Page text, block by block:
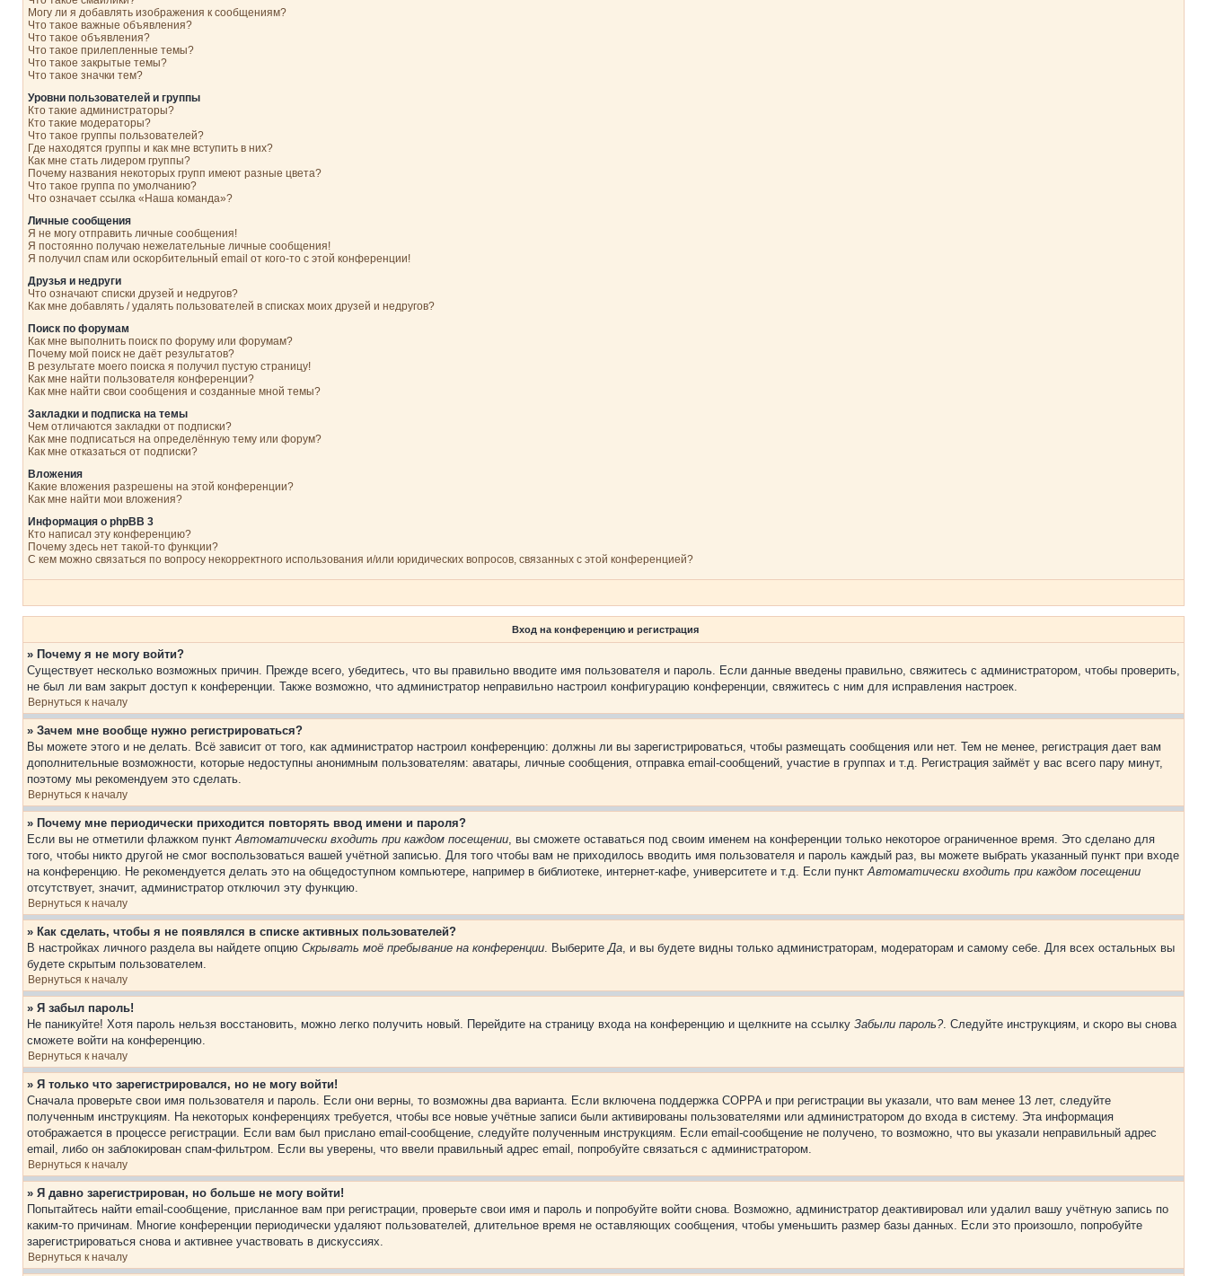
Могу ли я добавлять изображения к сообщениям?
Что такое важные объявления?
Что такое объявления?
Что такое прилепленные темы?
Что такое закрытые темы?
Что такое значки тем?
Уровни пользователей и группы
Кто такие администраторы?
Кто такие модераторы?
Что такое группы пользователей?
Где находятся группы и как мне вступить в них?
Как мне стать лидером группы?
Почему названия некоторых групп имеют разные цвета?
Что такое группа по умолчанию?
Что означает ссылка «Наша команда»?
Личные сообщения
Я не могу отправить личные сообщения!
Я постоянно получаю нежелательные личные сообщения!
Я получил спам или оскорбительный email от кого-то с этой конференции!
Друзья и недруги
Что означают списки друзей и недругов?
Как мне добавлять / удалять пользователей в списках моих друзей и недругов?
Поиск по форумам
Как мне выполнить поиск по форуму или форумам?
Почему мой поиск не даёт результатов?
В результате моего поиска я получил пустую страницу!
Как мне найти пользователя конференции?
Как мне найти свои сообщения и созданные мной темы?
Закладки и подписка на темы
Чем отличаются закладки от подписки?
Как мне подписаться на определённую тему или форум?
Как мне отказаться от подписки?
Вложения
Какие вложения разрешены на этой конференции?
Как мне найти мои вложения?
Информация о phpBB 3
Кто написал эту конференцию?
Почему здесь нет такой-то функции?
С кем можно связаться по вопросу некорректного использования и/или юридических вопросов, связанных с этой конференцией?
Вход на конференцию и регистрация
» Почему я не могу войти?
Существует несколько возможных причин. Прежде всего, убедитесь, что вы правильно вводите имя пользователя и пароль. Если данные введены правильно, свяжитесь с администратором, чтобы проверить,
не был ли вам закрыт доступ к конференции. Также возможно, что администратор неправильно настроил конфигурацию конференции, свяжитесь с ним для исправления настроек.
Вернуться к началу
» Зачем мне вообще нужно регистрироваться?
Вы можете этого и не делать. Всё зависит от того, как администратор настроил конференцию: должны ли вы зарегистрироваться, чтобы размещать сообщения или нет. Тем не менее, регистрация дает вам
дополнительные возможности, которые недоступны анонимным пользователям: аватары, личные сообщения, отправка email-сообщений, участие в группах и т.д. Регистрация займёт у вас всего пару минут,
поэтому мы рекомендуем это сделать.
Вернуться к началу
» Почему мне периодически приходится повторять ввод имени и пароля?
Если вы не отметили флажком пунктАвтоматически входить при каждом посещении, вы сможете оставаться под своим именем на конференции только некоторое ограниченное время. Это сделано для
того, чтобы никто другой не смог воспользоваться вашей учётной записью. Для того чтобы вам не приходилось вводить имя пользователя и пароль каждый раз, вы можете выбрать указанный пункт при входе
на конференцию. Не рекомендуется делать это на общедоступном компьютере, например в библиотеке, интернет-кафе, университете и т.д. Если пунктАвтоматически входить при каждом посещении
отсутствует, значит, администратор отключил эту функцию.
Вернуться к началу
» Как сделать, чтобы я не появлялся в списке активных пользователей?
В настройках личного раздела вы найдете опцию Скрывать моё пребывание на конференции. ВыберитеДа, и вы будете видны только администраторам, модераторам и самому себе. Для всех остальных вы
будете скрытым пользователем.
Вернуться к началу
» Я забыл пароль!
Не паникуйте! Хотя пароль нельзя восстановить, можно легко получить новый. Перейдите на страницу входа на конференцию и щелкните на ссылку Забыли пароль?. Следуйте инструкциям, и скоро вы снова
сможете войти на конференцию.
Вернуться к началу
» Я только что зарегистрировался, но не могу войти!
Сначала проверьте свои имя пользователя и пароль. Если они верны, то возможны два варианта. Если включена поддержка COPPA и при регистрации вы указали, что вам менее 13 лет, следуйте
полученным инструкциям. На некоторых конференциях требуется, чтобы все новые учётные записи были активированы пользователями или администратором до входа в систему. Эта информация
отображается в процессе регистрации. Если вам был прислано email-сообщение, следуйте полученным инструкциям. Если email-сообщение не получено, то возможно, что вы указали неправильный адрес
email, либо он заблокирован спам-фильтром. Если вы уверены, что ввели правильный адрес email, попробуйте связаться с администратором.
Вернуться к началу
» Я давно зарегистрирован, но больше не могу войти!
Попытайтесь найти email-сообщение, присланное вам при регистрации, проверьте свои имя и пароль и попробуйте войти снова. Возможно, администратор деактивировал или удалил вашу учётную запись по
каким-то причинам. Многие конференции периодически удаляют пользователей, длительное время не оставляющих сообщения, чтобы уменьшить размер базы данных. Если это произошло, попробуйте
зарегистрироваться снова и активнее участвовать в дискуссиях.
Вернуться к началу